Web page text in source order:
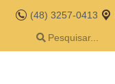
(48) 3257-0413